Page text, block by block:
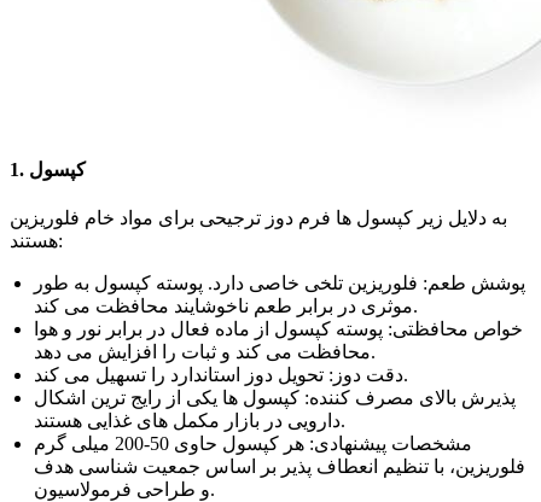
1. کپسول
به دلایل زیر کپسول ها فرم دوز ترجیحی برای مواد خام فلوریزین
هستند:
پوشش طعم: فلوریزین تلخی خاصی دارد. پوسته کپسول به طور
موثری در برابر طعم ناخوشایند محافظت می کند.
خواص محافظتی: پوسته کپسول از ماده فعال در برابر نور و هوا
محافظت می کند و ثبات را افزایش می دهد.
دقت دوز: تحویل دوز استاندارد را تسهیل می کند.
پذیرش بالای مصرف کننده: کپسول ها یکی از رایج ترین اشکال
دارویی در بازار مکمل های غذایی هستند.
مشخصات پیشنهادی: هر کپسول حاوی 50-200 میلی گرم
فلوریزین، با تنظیم انعطاف پذیر بر اساس جمعیت شناسی هدف
و طراحی فرمولاسیون.